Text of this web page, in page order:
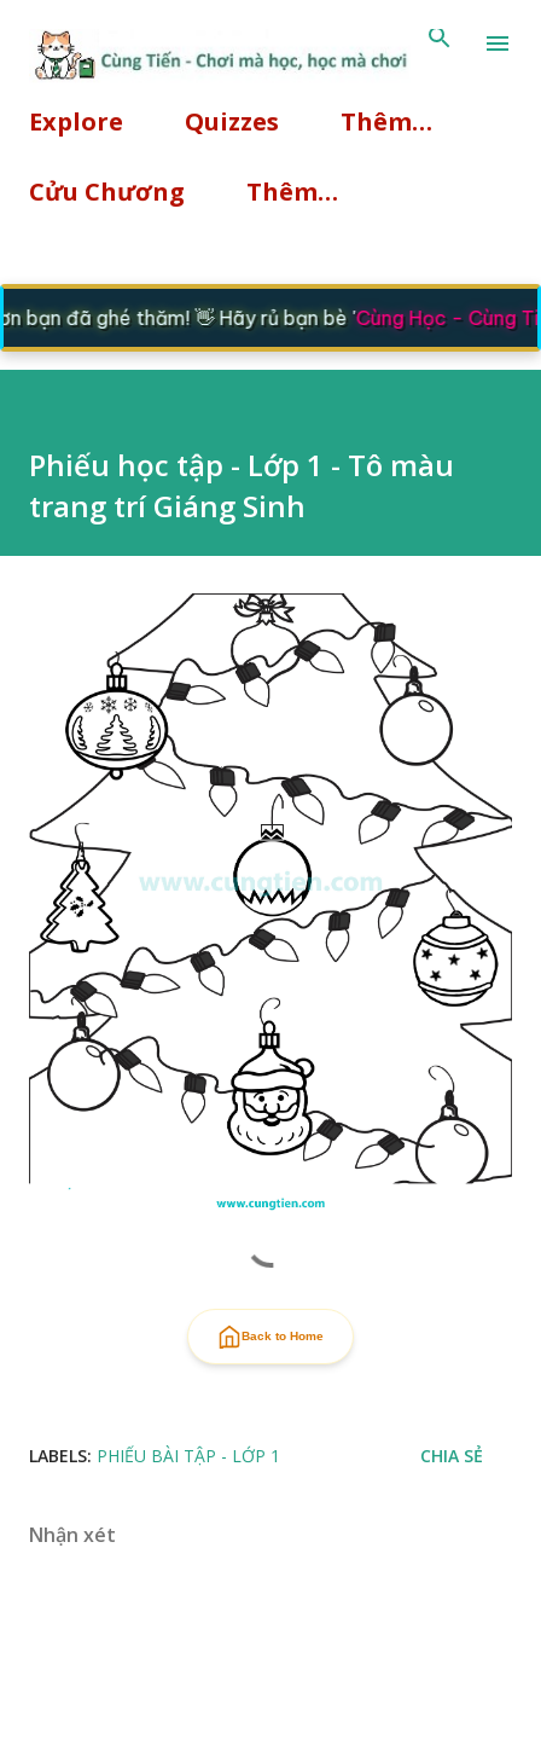
Explore Quizzes Thêm…
Cửu Chương Thêm…
bạn đã ghé thăm! 👋 Hãy rủ bạn bè 'Cùng Học - Cùng
Phiếu học tập - Lớp 1 - Tô màu
trang trí Giáng Sinh
Back to Home
LABELS: PHIẾU BÀI TẬP - LỚP 1 CHIA SẺ
Nhận xét